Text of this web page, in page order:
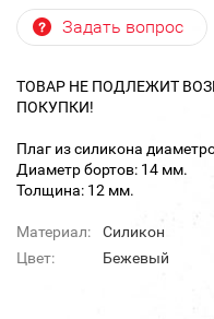
Задать вопрос
ТОВАР НЕ ПОДЛЕЖИТ
ПОКУПКИ!
Плаг из силикона
Диаметр бортов: 14 мм.
Толщина: 12 мм.
Материал:
Силикон
Цвет:
Бежевый